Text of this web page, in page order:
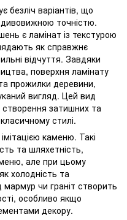
безліч варіантів, що
дивовижною точністю.
є ламінат із текстурою
як справжнє
відчуття. Завдяки
поверхня ламінату
прожилки деревини,
вигляд. Цей вид
створення затишних та
стилі.
каменю. Такі
та шляхетність,
але при цьому
холодність та
мармур чи граніт створить
особливо якщо
декору.